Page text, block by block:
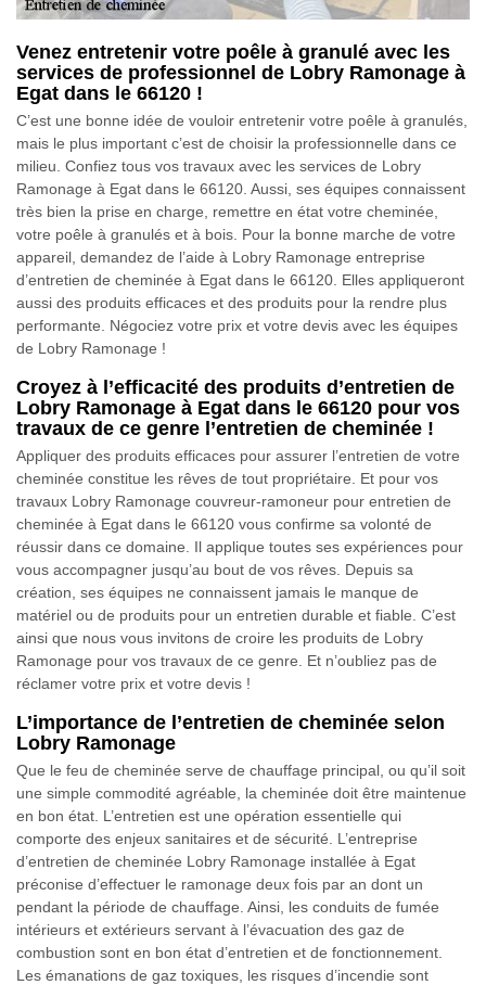
Venez entretenir votre poêle à granulé avec les
services de professionnel de Lobry Ramonage à
Egat dans le 66120 !
C’est une bonne idée de vouloir entretenir votre poêle à granulés,
mais le plus important c’est de choisir la professionnelle dans ce
milieu. Confiez tous vos travaux avec les services de Lobry
Ramonage à Egat dans le 66120. Aussi, ses équipes connaissent
très bien la prise en charge, remettre en état votre cheminée,
votre poêle à granulés et à bois. Pour la bonne marche de votre
appareil, demandez de l’aide à Lobry Ramonage entreprise
d’entretien de cheminée à Egat dans le 66120. Elles appliqueront
aussi des produits efficaces et des produits pour la rendre plus
performante. Négociez votre prix et votre devis avec les équipes
de Lobry Ramonage !
Croyez à l’efficacité des produits d’entretien de
Lobry Ramonage à Egat dans le 66120 pour vos
travaux de ce genre l’entretien de cheminée !
Appliquer des produits efficaces pour assurer l’entretien de votre
cheminée constitue les rêves de tout propriétaire. Et pour vos
travaux Lobry Ramonage couvreur-ramoneur pour entretien de
cheminée à Egat dans le 66120 vous confirme sa volonté de
réussir dans ce domaine. Il applique toutes ses expériences pour
vous accompagner jusqu’au bout de vos rêves. Depuis sa
création, ses équipes ne connaissent jamais le manque de
matériel ou de produits pour un entretien durable et fiable. C’est
ainsi que nous vous invitons de croire les produits de Lobry
Ramonage pour vos travaux de ce genre. Et n’oubliez pas de
réclamer votre prix et votre devis !
L’importance de l’entretien de cheminée selon
Lobry Ramonage
Que le feu de cheminée serve de chauffage principal, ou qu’il soit
une simple commodité agréable, la cheminée doit être maintenue
en bon état. L’entretien est une opération essentielle qui
comporte des enjeux sanitaires et de sécurité. L’entreprise
d’entretien de cheminée Lobry Ramonage installée à Egat
préconise d’effectuer le ramonage deux fois par an dont un
pendant la période de chauffage. Ainsi, les conduits de fumée
intérieurs et extérieurs servant à l’évacuation des gaz de
combustion sont en bon état d’entretien et de fonctionnement.
Les émanations de gaz toxiques, les risques d’incendie sont